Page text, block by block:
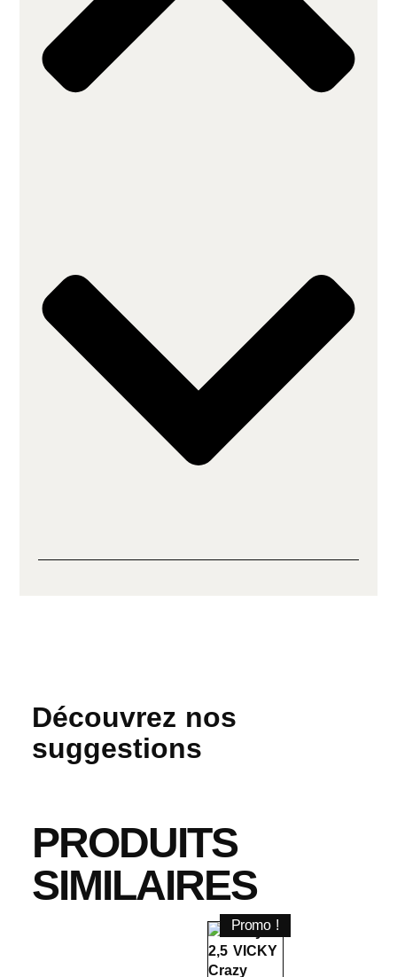
Découvrez nos
suggestions
PRODUITS
SIMILAIRES
Promo !